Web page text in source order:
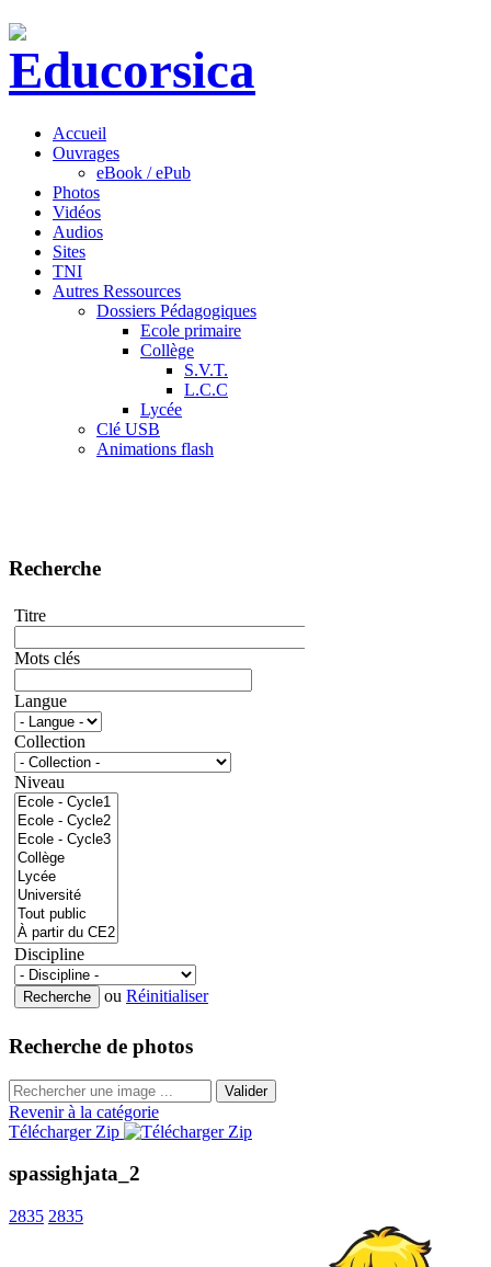
Accueil
Ouvrages
eBook / ePub
Photos
Vidéos
Audios
Sites
TNI
Autres Ressources
Dossiers Pédagogiques
Ecole primaire
Collège
S.V.T.
L.C.C
Lycée
Clé USB
Animations flash
Recherche
Titre
Mots clés
Langue
Collection
Niveau
Discipline
ou Réinitialiser
Recherche de photos
Valider
Revenir à la catégorie
Télécharger Zip
spassighjata_2
2835 2835